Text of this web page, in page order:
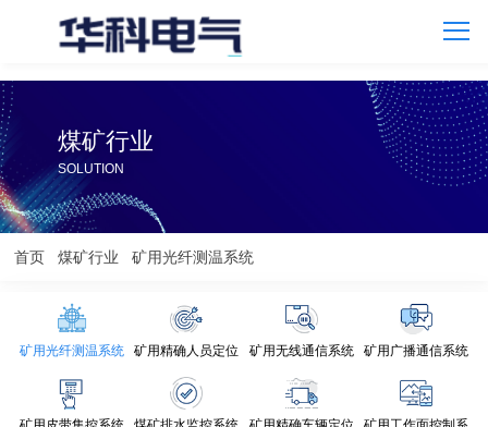
煤矿行业
SOLUTION
首页 煤矿行业 矿用光纤测温系统
矿用光纤测温系统 矿用精确人员定位 矿用无线通信系统 矿用广播通信系统